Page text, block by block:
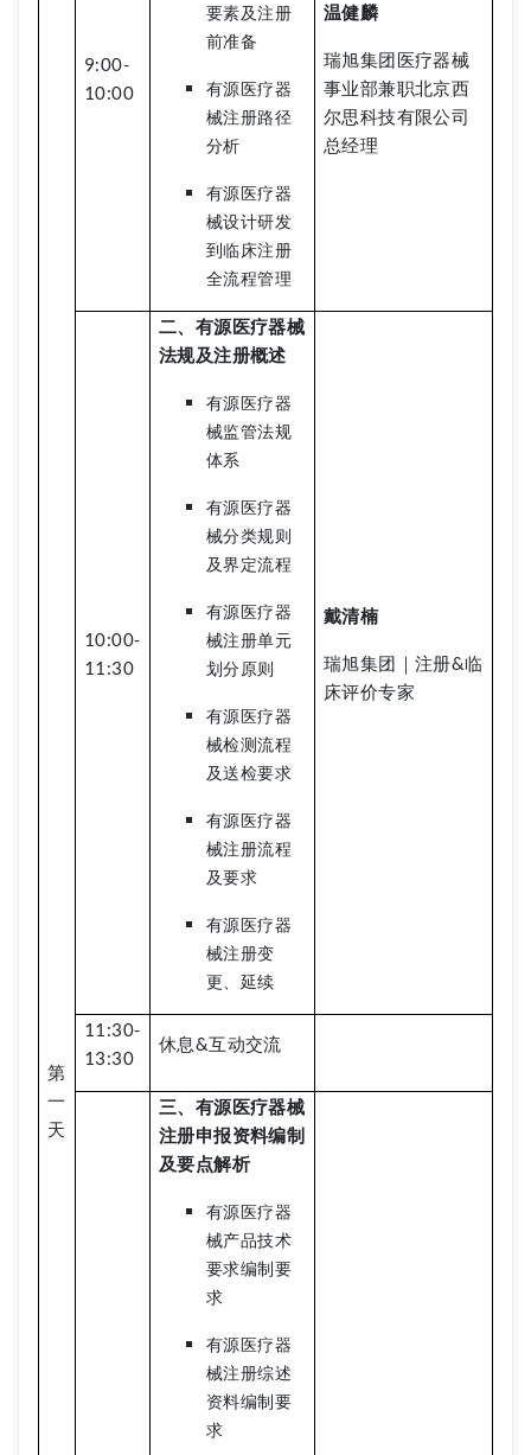
第
一
天
9:00-
10:00
要素及注册
前准备
有源医疗器
械注册路径
分析
有源医疗器
械设计研发
到临床注册
全流程管理
温健麟
瑞旭集团医疗器械
事业部兼职北京西
尔思科技有限公司
总经理
10:00-
11:30
二、有源医疗器械
法规及注册概述
有源医疗器
械监管法规
体系
有源医疗器
械分类规则
及界定流程
有源医疗器
械注册单元
划分原则
有源医疗器
械检测流程
及送检要求
有源医疗器
械注册流程
及要求
有源医疗器
械注册变
更、延续
戴清楠
瑞旭集团｜注册&临
床评价专家
11:30-
13:30
休息&互动交流
三、有源医疗器械
注册申报资料编制
及要点解析
有源医疗器
械产品技术
要求编制要
求
有源医疗器
械注册综述
资料编制要
求